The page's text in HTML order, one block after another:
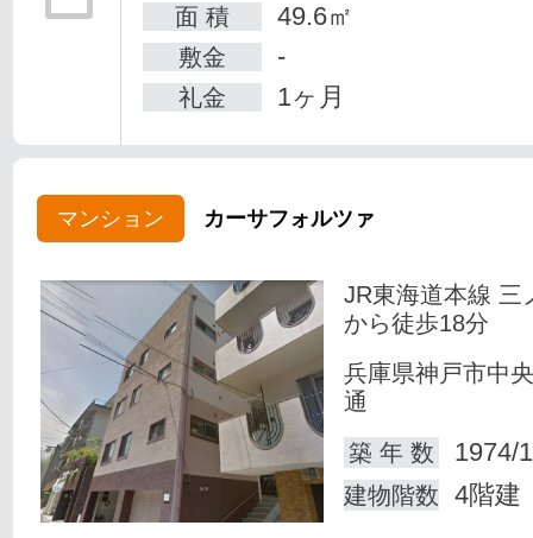
面 積 49.6㎡
敷金 -
礼金 1ヶ月
マンション カーサフォルツァ
JR東海道本線 三
から徒歩18分
兵庫県神戸市中
通
築 年 数
1974/
建物階数 4階建